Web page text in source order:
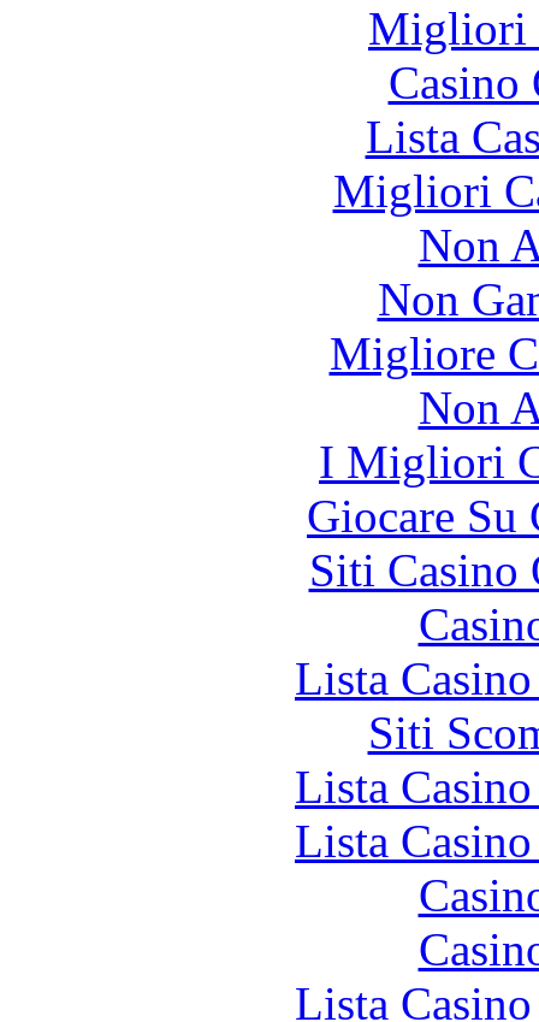
Migliori
Lista
Migliori
Non
Non
Migliore
Non
I Migliori
Giocare Su
Siti Casino
Lista
Siti
Lista
Lista
Lista